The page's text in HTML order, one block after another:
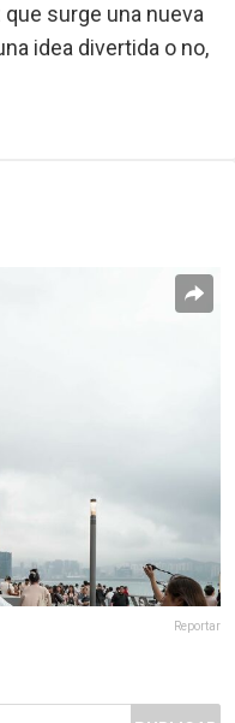
surge una nueva
idea divertida o no,
Reportar